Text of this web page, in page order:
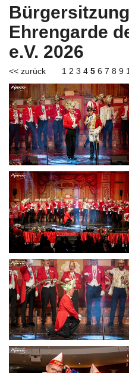
Ehrengarde
e.V. 2026
<< zurück 1 2 3 4 5 6 7 8 9